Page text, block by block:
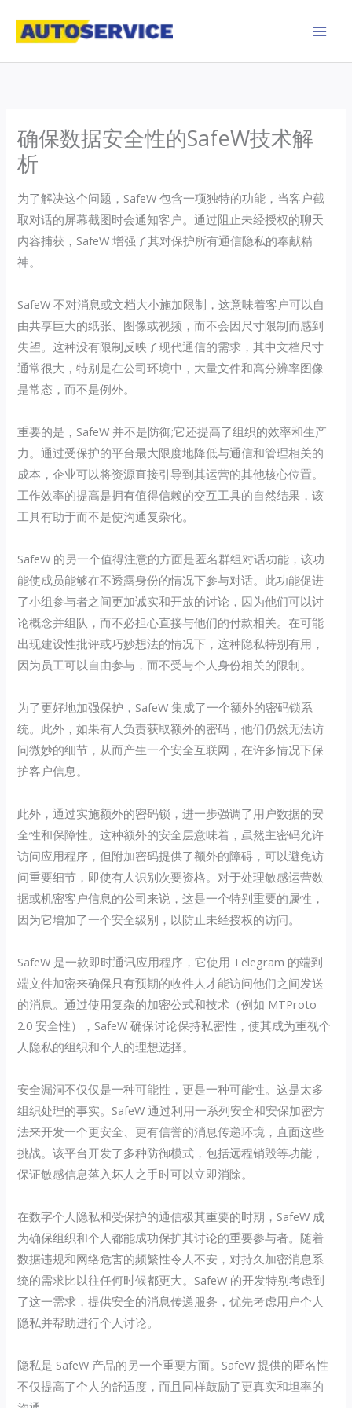
确保数据安全性的SafeW技术解
析
为了解决这个问题，SafeW 包含一项独特的功能，当客户截
取对话的屏幕截图时会通知客户。通过阻止未经授权的聊天
内容捕获，SafeW 增强了其对保护所有通信隐私的奉献精
神。
SafeW 不对消息或文档大小施加限制，这意味着客户可以自
由共享巨大的纸张、图像或视频，而不会因尺寸限制而感到
失望。这种没有限制反映了现代通信的需求，其中文档尺寸
通常很大，特别是在公司环境中，大量文件和高分辨率图像
是常态，而不是例外。
重要的是，SafeW 并不是防御;它还提高了组织的效率和生产
力。通过受保护的平台最大限度地降低与通信和管理相关的
成本，企业可以将资源直接引导到其运营的其他核心位置。
工作效率的提高是拥有值得信赖的交互工具的自然结果，该
工具有助于而不是使沟通复杂化。
SafeW 的另一个值得注意的方面是匿名群组对话功能，该功
能使成员能够在不透露身份的情况下参与对话。此功能促进
了小组参与者之间更加诚实和开放的讨论，因为他们可以讨
论概念并组队，而不必担心直接与他们的付款相关。在可能
出现建设性批评或巧妙想法的情况下，这种隐私特别有用，
因为员工可以自由参与，而不受与个人身份相关的限制。
为了更好地加强保护，SafeW 集成了一个额外的密码锁系
统。此外，如果有人负责获取额外的密码，他们仍然无法访
问微妙的细节，从而产生一个安全互联网，在许多情况下保
护客户信息。
此外，通过实施额外的密码锁，进一步强调了用户数据的安
全性和保障性。这种额外的安全层意味着，虽然主密码允许
访问应用程序，但附加密码提供了额外的障碍，可以避免访
问重要细节，即使有人识别次要资格。对于处理敏感运营数
据或机密客户信息的公司来说，这是一个特别重要的属性，
因为它增加了一个安全级别，以防止未经授权的访问。
SafeW 是一款即时通讯应用程序，它使用 Telegram 的端到
端文件加密来确保只有预期的收件人才能访问他们之间发送
的消息。通过使用复杂的加密公式和技术（例如 MTProto
2.0 安全性），SafeW 确保讨论保持私密性，使其成为重视个
人隐私的组织和个人的理想选择。
安全漏洞不仅仅是一种可能性，更是一种可能性。这是太多
组织处理的事实。SafeW 通过利用一系列安全和安保加密方
法来开发一个更安全、更有信誉的消息传递环境，直面这些
挑战。该平台开发了多种防御模式，包括远程销毁等功能，
保证敏感信息落入坏人之手时可以立即消除。
在数字个人隐私和受保护的通信极其重要的时期，SafeW 成
为确保组织和个人都能成功保护其讨论的重要参与者。随着
数据违规和网络危害的频繁性令人不安，对持久加密消息系
统的需求比以往任何时候都更大。SafeW 的开发特别考虑到
了这一需求，提供安全的消息传递服务，优先考虑用户个人
隐私并帮助进行个人讨论。
隐私是 SafeW 产品的另一个重要方面。SafeW 提供的匿名性
不仅提高了个人的舒适度，而且同样鼓励了更真实和坦率的